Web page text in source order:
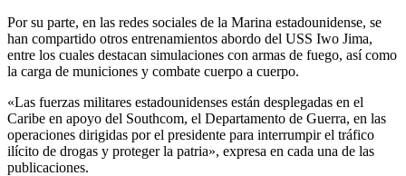
Por su parte, en las redes sociales de la Marina estadounidense, se
han compartido otros entrenamientos abordo del USS Iwo Jima,
entre los cuales destacan simulaciones con armas de fuego, así como
la carga de municiones y combate cuerpo a cuerpo.
«Las fuerzas militares estadounidenses están desplegadas en el
Caribe en apoyo del Southcom, el Departamento de Guerra, en las
operaciones dirigidas por el presidente para interrumpir el tráfico
ilícito de drogas y proteger la patria», expresa en cada una de las
publicaciones.